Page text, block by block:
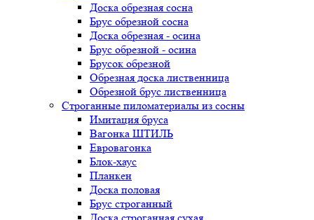
Доска обрезная сосна
Брус обрезной сосна
Доска обрезная - осина
Брус обрезной - осина
Брусок обрезной
Обрезная доска лиственница
Обрезной брус лиственница
Строганные пиломатериалы из сосны
Имитация бруса
Вагонка ШТИЛЬ
Евровагонка
Блок-хаус
Планкен
Доска половая
Брус строганный